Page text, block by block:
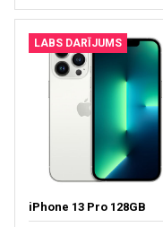
LABS DARĪJUMS
iPhone 13 Pro 128GB